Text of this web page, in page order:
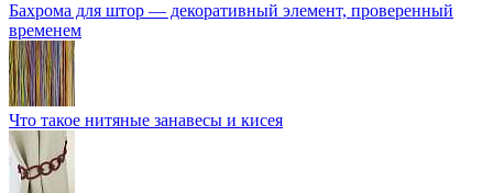
Бахрома для штор — декоративный элемент, проверенный
временем
Что такое нитяные занавесы и кисея